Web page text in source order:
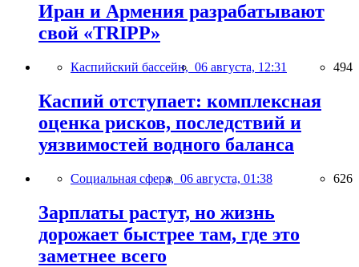
Иран и Армения разрабатывают
свой «TRIPP»
Каспийский бассейн, 06 августа, 12:31 494
Каспий отступает: комплексная
оценка рисков, последствий и
уязвимостей водного баланса
Социальная сфера, 06 августа, 01:38 626
Зарплаты растут, но жизнь
дорожает быстрее там, где это
заметнее всего